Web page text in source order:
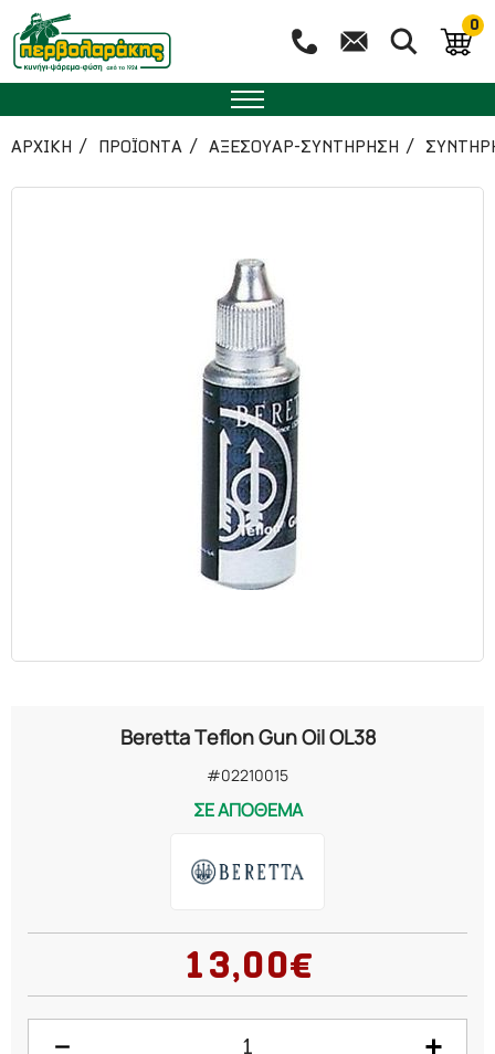
0
ΑΡΧΙΚΉ ΠΡΟΪΟΝΤΑ ΑΞΕΣΟΥΑΡ-ΣΥΝΤΗΡΗΣΗ
Beretta Teflon Gun Oil OL38
#02210015
ΣΕ ΑΠΟΘΕΜΑ
13,00€